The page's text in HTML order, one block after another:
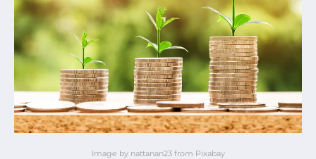
Image by nattanan23 from Pixabay